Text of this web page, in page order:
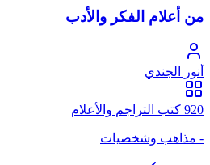
من أعلام الفكر والأدب
أنور الجندي
920 كتب التراجم والأعلام
- مذاهب وشخصيات